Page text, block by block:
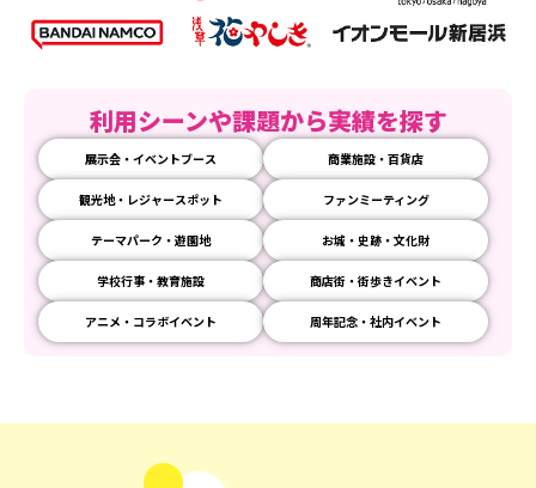
利用シーンや課題から実績を探す
展示会・イベントブース 商業施設・百貨店
観光地・レジャースポット ファンミーティング
テーマパーク・遊園地 お城・史跡・文化財
学校行事・教育施設 商店街・街歩きイベント
アニメ・コラボイベント 周年記念・社内イベント